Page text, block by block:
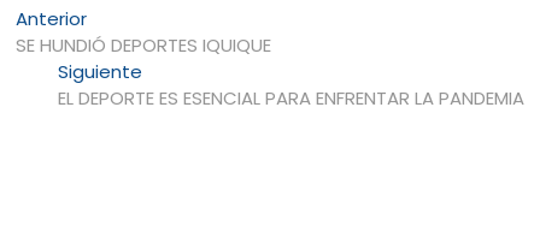
Navegación
de
entradas
AnteriorEntrada
anterior:
SE HUNDIÓ DEPORTES IQUIQUE
SiguienteEntrada
siguiente:
EL DEPORTE ES ESENCIAL PARA ENFRENTAR LA PANDEMIA